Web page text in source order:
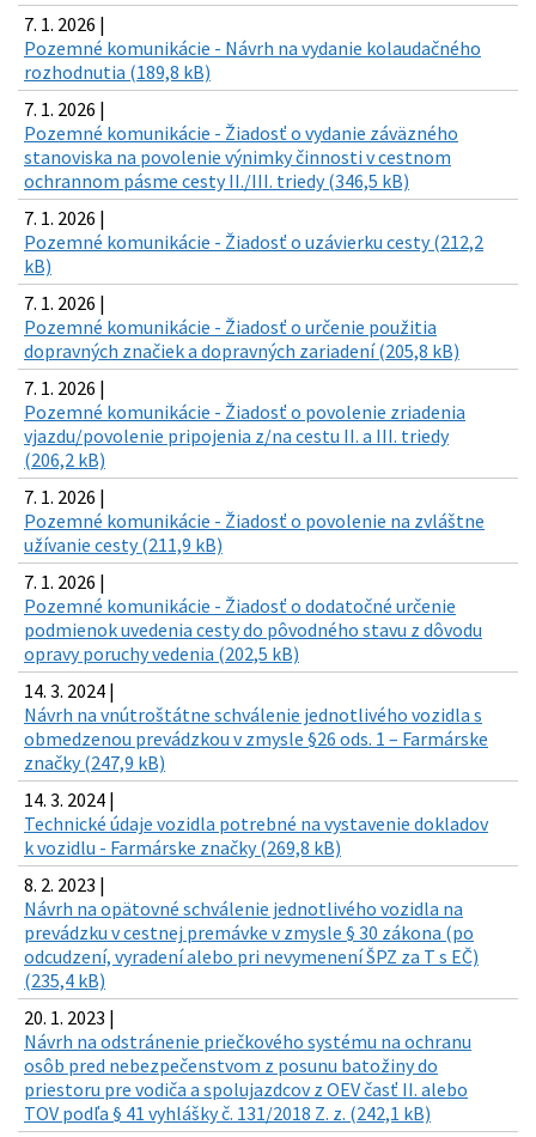
7. 1. 2026 |
Pozemné komunikácie - Návrh na vydanie kolaudačného
rozhodnutia (189,8 kB)
7. 1. 2026 |
Pozemné komunikácie - Žiadosť o vydanie záväzného
stanoviska na povolenie výnimky činnosti v cestnom
ochrannom pásme cesty II./III. triedy (346,5 kB)
7. 1. 2026 |
Pozemné komunikácie - Žiadosť o uzávierku cesty (212,2
kB)
7. 1. 2026 |
Pozemné komunikácie - Žiadosť o určenie použitia
dopravných značiek a dopravných zariadení (205,8 kB)
7. 1. 2026 |
Pozemné komunikácie - Žiadosť o povolenie zriadenia
vjazdu/povolenie pripojenia z/na cestu II. a III. triedy
(206,2 kB)
7. 1. 2026 |
Pozemné komunikácie - Žiadosť o povolenie na zvláštne
užívanie cesty (211,9 kB)
7. 1. 2026 |
Pozemné komunikácie - Žiadosť o dodatočné určenie
podmienok uvedenia cesty do pôvodného stavu z dôvodu
opravy poruchy vedenia (202,5 kB)
14. 3. 2024 |
Návrh na vnútroštátne schválenie jednotlivého vozidla s
obmedzenou prevádzkou v zmysle §26 ods. 1 – Farmárske
značky (247,9 kB)
14. 3. 2024 |
Technické údaje vozidla potrebné na vystavenie dokladov
k vozidlu - Farmárske značky (269,8 kB)
8. 2. 2023 |
Návrh na opätovné schválenie jednotlivého vozidla na
prevádzku v cestnej premávke v zmysle § 30 zákona (po
odcudzení, vyradení alebo pri nevymenení ŠPZ za T s EČ)
(235,4 kB)
20. 1. 2023 |
Návrh na odstránenie priečkového systému na ochranu
osôb pred nebezpečenstvom z posunu batožiny do
priestoru pre vodiča a spolujazdcov z OEV časť II. alebo
TOV podľa § 41 vyhlášky č. 131/2018 Z. z. (242,1 kB)